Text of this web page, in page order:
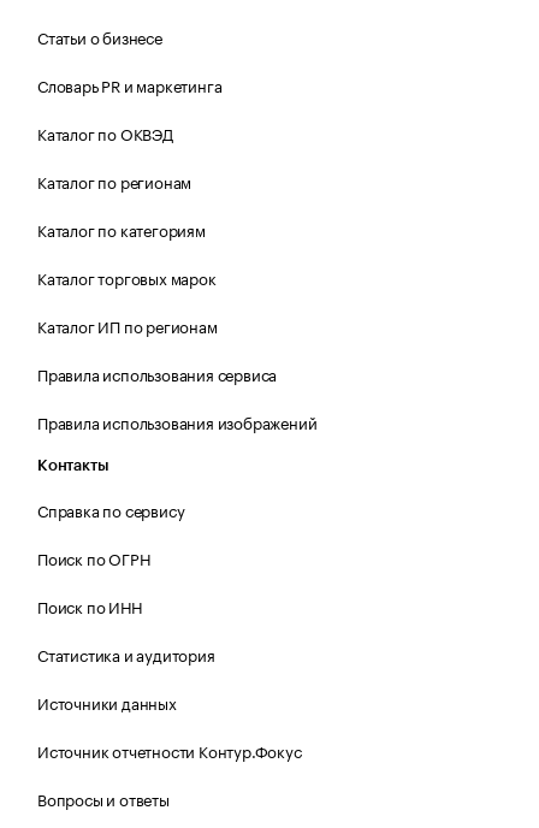
Статьи о бизнесе
Словарь PR и маркетинга
Каталог по ОКВЭД
Каталог по регионам
Каталог по категориям
Каталог торговых марок
Каталог ИП по регионам
Правила использования сервиса
Правила использования изображений
Контакты
Справка по сервису
Поиск по ОГРН
Поиск по ИНН
Статистика и аудитория
Источники данных
Источник отчетности Контур.Фокус
Вопросы и ответы